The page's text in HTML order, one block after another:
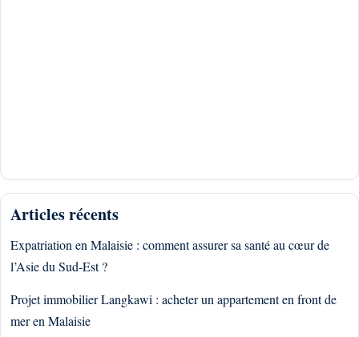
Articles récents
Expatriation en Malaisie : comment assurer sa santé au cœur de
l’Asie du Sud-Est ?
Projet immobilier Langkawi : acheter un appartement en front de
mer en Malaisie